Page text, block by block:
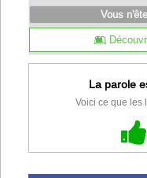
Vous
La parole
Voici ce que les